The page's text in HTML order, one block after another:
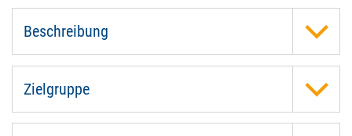
Beschreibung
Zielgruppe